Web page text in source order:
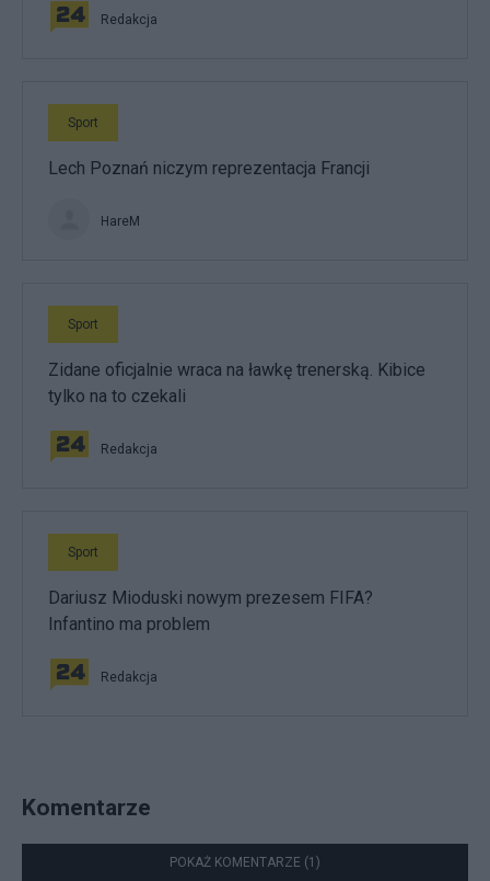
Redakcja
Sport
Lech Poznań niczym reprezentacja Francji
HareM
Sport
Zidane oficjalnie wraca na ławkę trenerską. Kibice
tylko na to czekali
Redakcja
Sport
Dariusz Mioduski nowym prezesem FIFA?
Infantino ma problem
Redakcja
Komentarze
POKAŻ KOMENTARZE (1)